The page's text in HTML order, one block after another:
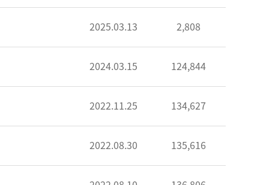
2025.03.13 2,808
2024.03.15 124,844
2022.11.25 134,627
2022.08.30 135,616